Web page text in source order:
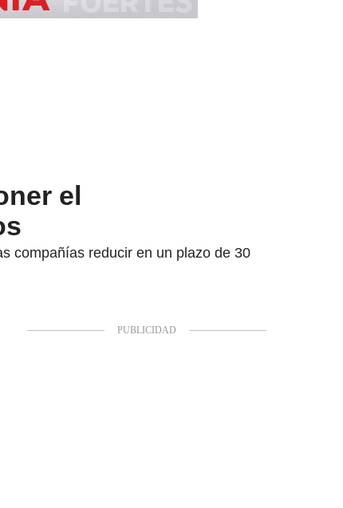
el
compañías reducir en un plazo de 30